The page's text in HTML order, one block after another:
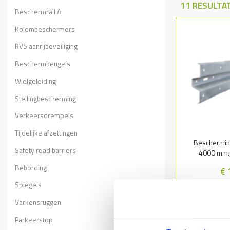
Beschermrail A
Kolombeschermers
RVS aanrijbeveiliging
Beschermbeugels
Wielgeleiding
Stellingbescherming
Verkeersdrempels
Tijdelijke afzettingen
Safety road barriers
Bebording
Spiegels
Varkensruggen
Parkeerstop
-
Optioneel
11
4000
€